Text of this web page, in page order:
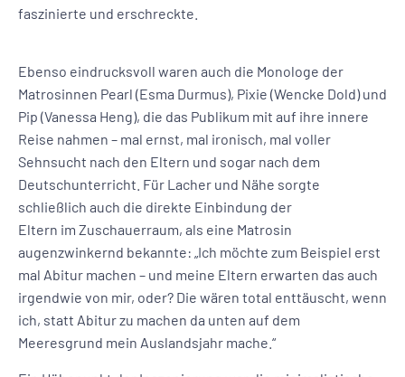
faszinierte und erschreckte.
Ebenso eindrucksvoll waren auch die Monologe der
Matrosinnen Pearl (Esma Durmus), Pixie (Wencke Dold) und
Pip (Vanessa Heng), die das Publikum mit auf ihre innere
Reise nahmen – mal ernst, mal ironisch, mal voller
Sehnsucht nach den Eltern und sogar nach dem
Deutschunterricht. Für Lacher und Nähe sorgte
schließlich auch die direkte Einbindung der
Eltern im Zuschauerraum, als eine Matrosin
augenzwinkernd bekannte: „Ich möchte zum Beispiel erst
mal Abitur machen – und meine Eltern erwarten das auch
irgendwie von mir, oder? Die wären total enttäuscht, wenn
ich, statt Abitur zu machen da unten auf dem
Meeresgrund mein Auslandsjahr mache.“